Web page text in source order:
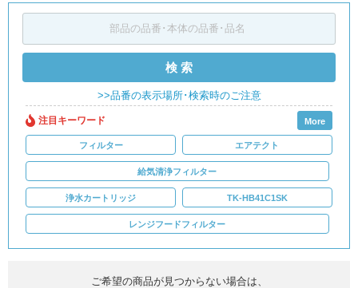
検 索
>>品番の表示場所･検索時のご注意
注目キーワード More
フィルター エアテクト
給気清浄フィルター
浄水カートリッジ TK-HB41C1SK
レンジフードフィルター
ご希望の商品が見つからない場合は、